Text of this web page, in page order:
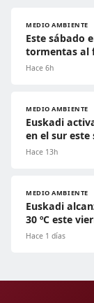
MEDIO AMBIENTE
Este sábado
tormentas al
Hace 6h
MEDIO AMBIENTE
Euskadi
en el sur este
Hace 13h
MEDIO AMBIENTE
Euskadi
30 ºC este
Hace 1 días